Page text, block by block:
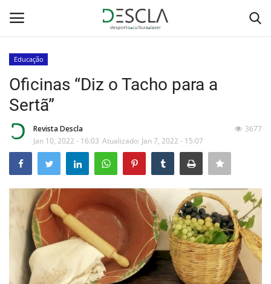
Home
...by Descla
Desporto
Contactos
Sobre Nós
Educação
Educação
Oficinas “Diz o Tacho para a
Sertã”
Revista Descla
Jan 10, 2022 - 16:03 Atualizado: Jan 7, 2022 - 15:07
3677